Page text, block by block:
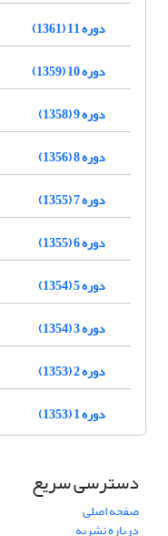
دوره 11 (1361)
دوره 10 (1359)
دوره 9 (1358)
دوره 8 (1356)
دوره 7 (1355)
دوره 6 (1355)
دوره 5 (1354)
دوره 3 (1354)
دوره 2 (1353)
دوره 1 (1353)
دسترسی سریع
صفحه اصلی
درباره نشریه